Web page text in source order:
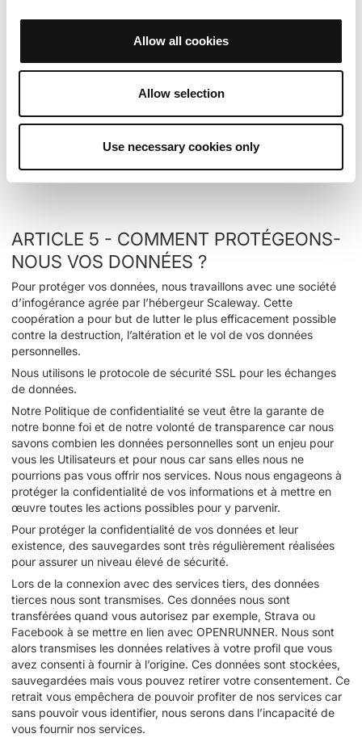
Allow all cookies
Allow selection
Use necessary cookies only
API tierces (par exemple, synchronisation depuis une
traitées et utilisées exclusivement par OPENRUNNER.
Non-partage :Ces données spécifiques ne font l’objet d’aucun
soient (partenaires commerciaux, organismes publics ou
services d'IA externes).
ARTICLE 5 - COMMENT PROTÉGEONS-
NOUS VOS DONNÉES ?
Pour protéger vos données, nous travaillons avec une société
d’infogérance agrée par l’hébergeur Scaleway. Cette
coopération a pour but de lutter le plus efficacement possible
contre la destruction, l’altération et le vol de vos données
personnelles.
Nous utilisons le protocole de sécurité SSL pour les échanges
de données.
Notre Politique de confidentialité se veut être la garante de
notre bonne foi et de notre volonté de transparence car nous
savons combien les données personnelles sont un enjeu pour
vous les Utilisateurs et pour nous car sans elles nous ne
pourrions pas vous offrir nos services. Nous nous engageons à
protéger la confidentialité de vos informations et à mettre en
œuvre toutes les actions possibles pour y parvenir.
Pour protéger la confidentialité de vos données et leur
existence, des sauvegardes sont très régulièrement réalisées
pour assurer un niveau élevé de sécurité.
Lors de la connexion avec des services tiers, des données
tierces nous sont transmises. Ces données nous sont
transférées quand vous autorisez par exemple, Strava ou
Facebook à se mettre en lien avec OPENRUNNER. Nous sont
alors transmises les données relatives à votre profil que vous
avez consenti à fournir à l’origine. Ces données sont stockées,
sauvegardées mais vous pouvez retirer votre consentement. Ce
retrait vous empêchera de pouvoir profiter de nos services car
sans pouvoir vous identifier, nous serons dans l’incapacité de
vous fournir nos services.